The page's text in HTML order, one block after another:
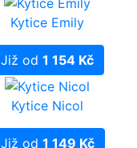
Kytice Emily
Již od 1 154 Kč
Kytice Nicol
Již od 1 149 Kč